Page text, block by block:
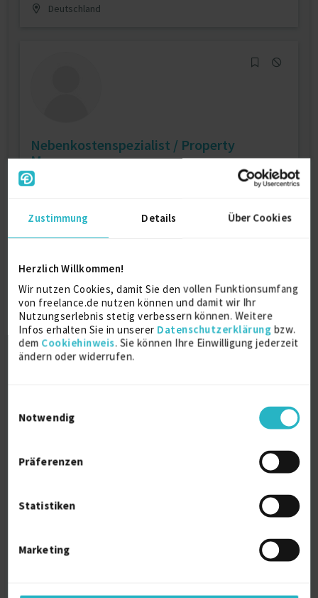
Zustimmung Details Über Cookies
Herzlich Willkommen!
Wir nutzen Cookies, damit Sie den vollen Funktionsumfang
von freelance.de nutzen können und damit wir Ihr
Nutzungserlebnis stetig verbessern können. Weitere
Infos erhalten Sie in unserer Datenschutzerklärung bzw.
dem Cookiehinweis. Sie können Ihre Einwilligung jederzeit
ändern oder widerrufen.
Notwendig
Präferenzen
Statistiken
Marketing
Deutschland
Nebenkostenspezialist / Property
Manager
zuletzt online vor wenigen Stunden
Verfügbarkeit einsehen
0
Referenzen
CH-5702 Niederlenz
Buchhalterin
zuletzt online vor wenigen Tagen
D-54329 Konz